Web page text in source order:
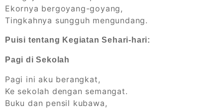
Ekornya bergoyang-goyang,
Tingkahnya sungguh mengundang.
Puisi tentang Kegiatan Sehari-hari:
Pagi di Sekolah
Pagi ini aku berangkat,
Ke sekolah dengan semangat.
Buku dan pensil kubawa,